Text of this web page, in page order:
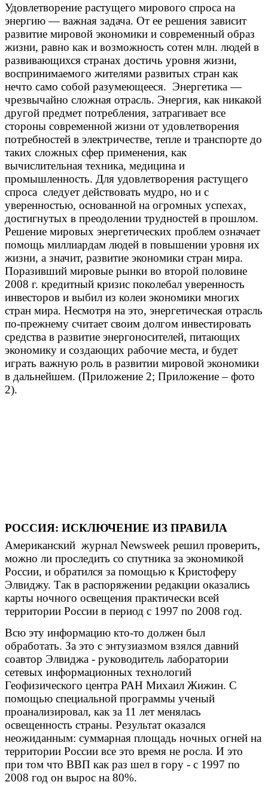
Удовлетворение растущего мирового спроса на
энергию — важная задача. От ее решения зависит
развитие мировой экономики и современный образ
жизни, равно как и возможность сотен млн. людей в
развивающихся странах достичь уровня жизни,
воспринимаемого жителями развитых стран как
нечто само собой разумеющееся. Энергетика —
чрезвычайно сложная отрасль. Энергия, как никакой
другой предмет потребления, затрагивает все
стороны современной жизни от удовлетворения
потребностей в электричестве, тепле и транспорте до
таких сложных сфер применения, как
вычислительная техника, медицина и
промышленность. Для удовлетворения растущего
спроса следует действовать мудро, но и с
уверенностью, основанной на огромных успехах,
достигнутых в преодолении трудностей в прошлом.
Решение мировых энергетических проблем означает
помощь миллиардам людей в повышении уровня их
жизни, а значит, развитие экономики стран мира.
Поразивший мировые рынки во второй половине
2008 г. кредитный кризис поколебал уверенность
инвесторов и выбил из колеи экономики многих
стран мира. Несмотря на это, энергетическая отрасль
по-прежнему считает своим долгом инвестировать
средства в развитие энергоносителей, питающих
экономику и создающих рабочие места, и будет
играть важную роль в развитии мировой экономики
в дальнейшем. (Приложение 2; Приложение – фото
2).
РОССИЯ: ИСКЛЮЧЕНИЕ ИЗ ПРАВИЛА
Американский журнал Newsweek решил проверить,
можно ли проследить со спутника за экономикой
России, и обратился за помощью к Кристоферу
Элвиджу. Так в распоряжении редакции оказались
карты ночного освещения практически всей
территории России в период с 1997 по 2008 год.
Всю эту информацию кто-то должен был
обработать. За это с энтузиазмом взялся давний
соавтор Элвиджа - руководитель лаборатории
сетевых информационных технологий
Геофизического центра РАН Михаил Жижин. С
помощью специальной программы ученый
проанализировал, как за 11 лет менялась
освещенность страны. Результат оказался
неожиданным: суммарная площадь ночных огней на
территории России все это время не росла. И это
при том что ВВП как раз шел в гору - с 1997 по
2008 год он вырос на 80%.